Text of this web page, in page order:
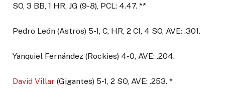
SO, 3 BB, 1 HR, JG (9-8), PCL: 4.47. **
Pedro León (Astros) 5-1, C, HR, 2 CI, 4 SO, AVE: .301.
Yanquiel Fernández (Rockies) 4-0, AVE: .204.
David Villar (Gigantes) 5-1, 2 SO, AVE: .253. *